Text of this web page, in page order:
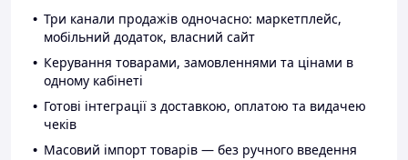
Три канали продажів одночасно: маркетплейс,
мобільний додаток, власний сайт
Керування товарами, замовленнями та цінами в
одному кабінеті
Готові інтеграції з доставкою, оплатою та видачею
чеків
Масовий імпорт товарів — без ручного введення